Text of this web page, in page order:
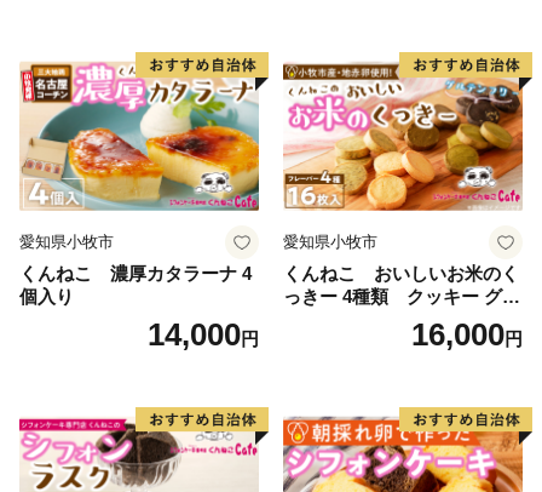
愛知県小牧市
くんねこ 濃厚カタラーナ 4
個入り
14,000円
愛知県小牧市
くんねこ おいしいお米のく
っきー 4種類 クッキー グル
16,000円